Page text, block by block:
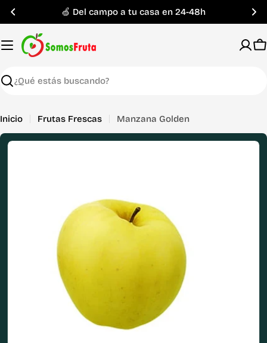
Saltar
contenido
🍏 Del campo a tu casa en 24-48h
Buscar
Inicio Frutas Frescas Manzana Golden
Abrir medios 0 en modal